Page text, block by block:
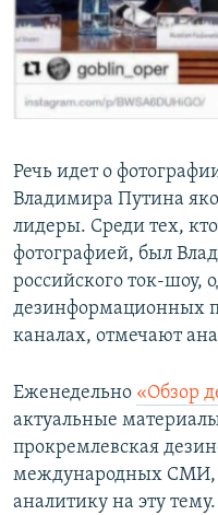
Речь идет о
Владимира Путина
лидеры. Среди тех,
фотографией, был
российского ток-шоу,
дезинформационных
каналах, отмечают
Еженедельно «Обзор
актуальные
прокремлевская
международных СМИ,
аналитику на эту